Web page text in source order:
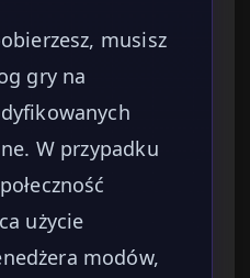
musisz
gry na
W przypadku
użycie
modów,